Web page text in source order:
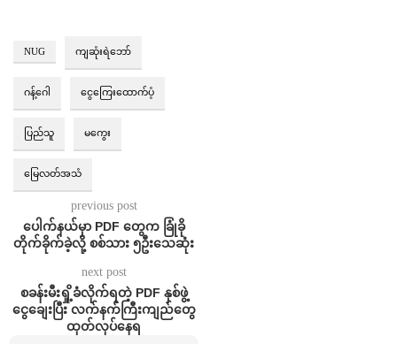
NUG ကျဆုံးရဲဘော်
ဂန့်ဂေါ ငွေကြေးထောက်ပံ့
ပြည်သူ မကွေး
မြေလတ်အသံ
previous post
ပေါက်နယ်မှာ PDF တွေက ခြုံခို
တိုက်ခိုက်ခဲ့လို့ စစ်သား ၅ဦးသေဆုံး
next post
စခန်းမီးရှို့ခံလိုက်ရတဲ့ PDF နှစ်ဖွဲ့
ငွေချေးပြီး လက်နက်ကြီးကျည်တွေ
ထုတ်လုပ်နေရ